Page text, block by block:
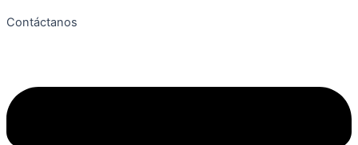
Contáctanos